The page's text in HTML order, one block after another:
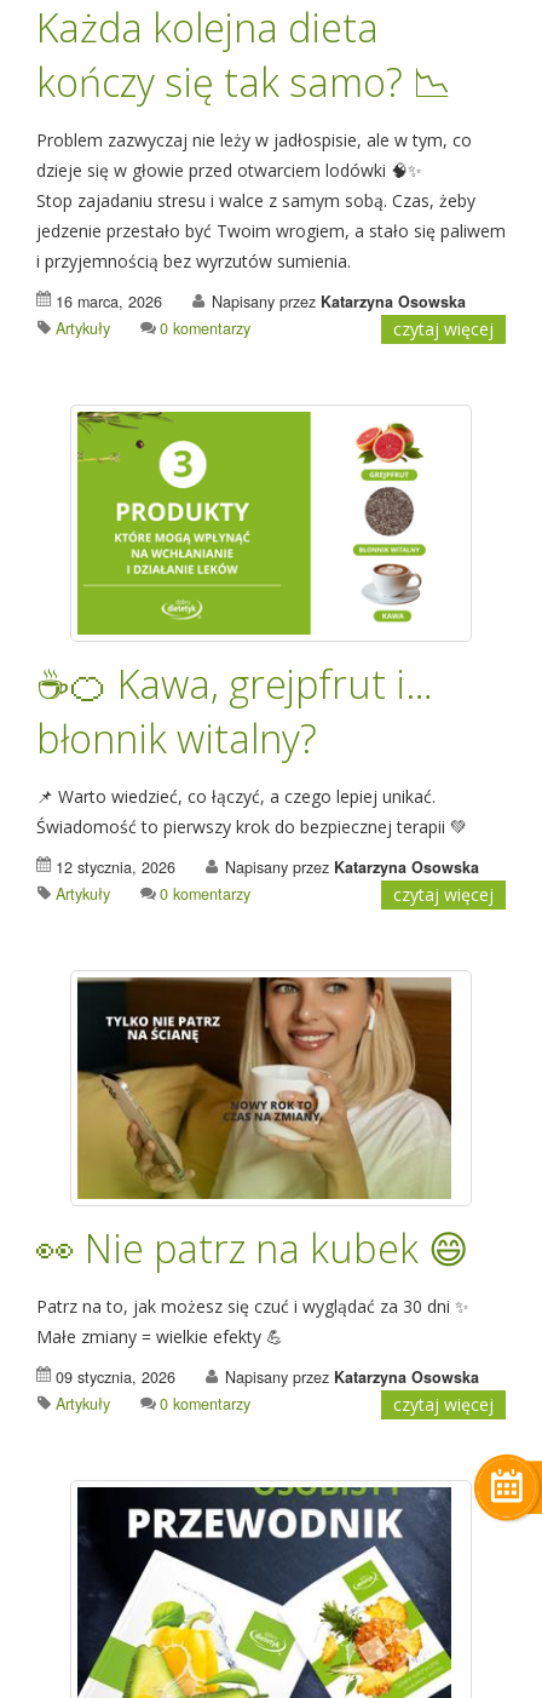
Każda kolejna dieta
kończy się tak samo? 📉
Problem zazwyczaj nie leży w jadłospisie, ale w tym, co
dzieje się w głowie przed otwarciem lodówki 🧠✨
Stop zajadaniu stresu i walce z samym sobą. Czas, żeby
jedzenie przestało być Twoim wrogiem, a stało się paliwem
i przyjemnością bez wyrzutów sumienia.
16 marca, 2026 Napisany przez Katarzyna Osowska
Artykuły
0 komentarzy czytaj więcej
☕🍊 Kawa, grejpfrut i…
błonnik witalny?
📌 Warto wiedzieć, co łączyć, a czego lepiej unikać.
Świadomość to pierwszy krok do bezpiecznej terapii 💚
12 stycznia, 2026 Napisany przez Katarzyna Osowska
Artykuły
0 komentarzy czytaj więcej
👀 Nie patrz na kubek 😄
Patrz na to, jak możesz się czuć i wyglądać za 30 dni ✨
Małe zmiany = wielkie efekty 💪
09 stycznia, 2026 Napisany przez Katarzyna Osowska
Artykuły
0 komentarzy czytaj więcej